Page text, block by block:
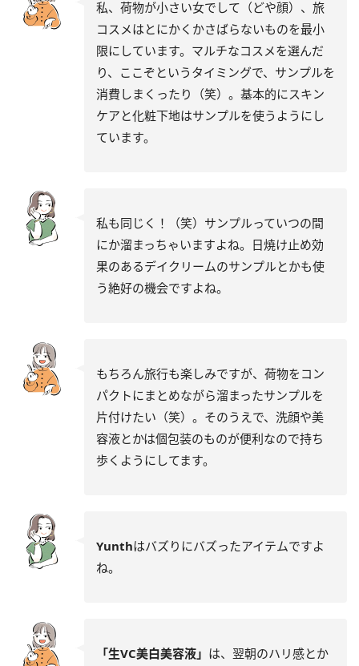
私、荷物が小さい女でして（どや顔）、旅
コスメはとにかくかさばらないものを最小
限にしています。マルチなコスメを選んだ
り、ここぞというタイミングで、サンプルを
消費しまくったり（笑）。基本的にスキン
ケアと化粧下地はサンプルを使うようにし
ています。
私も同じく！（笑）サンプルっていつの間
にか溜まっちゃいますよね。日焼け止め効
果のあるデイクリームのサンプルとかも使
う絶好の機会ですよね。
もちろん旅行も楽しみですが、荷物をコン
パクトにまとめながら溜まったサンプルを
片付けたい（笑）。そのうえで、洗顔や美
容液とかは個包装のものが便利なので持ち
歩くようにしてます。
Yunthはバズりにバズったアイテムですよ
ね。
「生VC美白美容液」 は、翌朝のハリ感とか